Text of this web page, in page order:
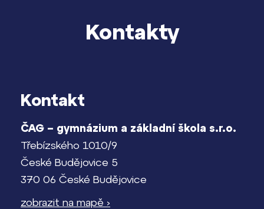
Kontakty
Kontakt
ČAG – gymnázium a základní škola s.r.o.
Třebízského 1010/9
České Budějovice 5
370 06 České Budějovice
zobrazit na mapě ›